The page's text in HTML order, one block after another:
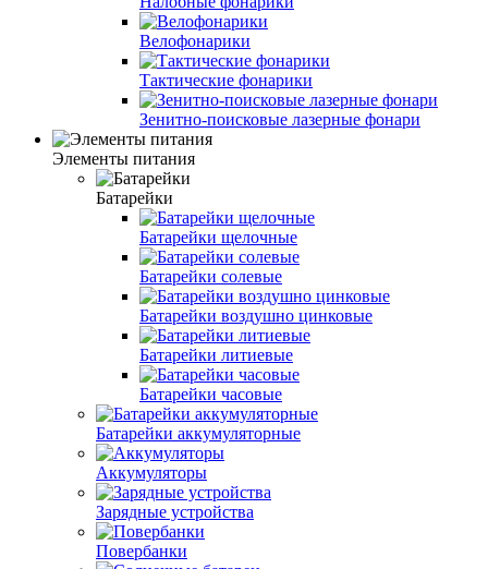
Велофонарики
Тактические фонарики
Зенитно-поисковые лазерные фонари
Элементы питания
Батарейки
Батарейки щелочные
Батарейки солевые
Батарейки воздушно цинковые
Батарейки литиевые
Батарейки часовые
Батарейки аккумуляторные
Аккумуляторы
Зарядные устройства
Повербанки